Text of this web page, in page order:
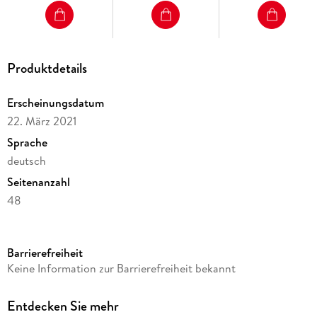
Produktdetails
Erscheinungsdatum
22. März 2021
Sprache
deutsch
Seitenanzahl
48
Verlag/Hersteller
Produktart
Barrierefreiheit
Keine Information zur Barrierefreiheit bekannt
Entdecken Sie mehr